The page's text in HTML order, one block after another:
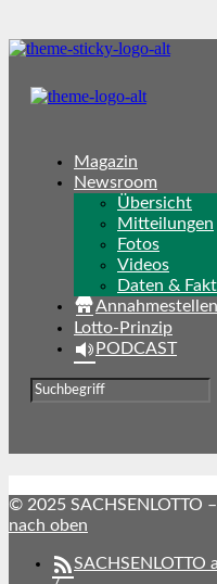
Magazin
Newsroom
Übersicht
Mitteilungen
Fotos
Videos
Daten &
Annahmestellen
Lotto-Prinzip
PODCAST
© 2025 SACHSENLOTTO
nach oben
SACHSENLOTTO